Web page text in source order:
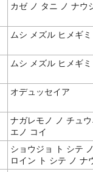
カゼ ノ タニ ノ ナウ
ムシ メズル ヒメギミ
ムシ メズル ヒメギ
オデュッセイア
ナガレモノ ノ チュ
エノ コイ
ショウジョ ト シテ
ロイン ト シテ ノ ナ